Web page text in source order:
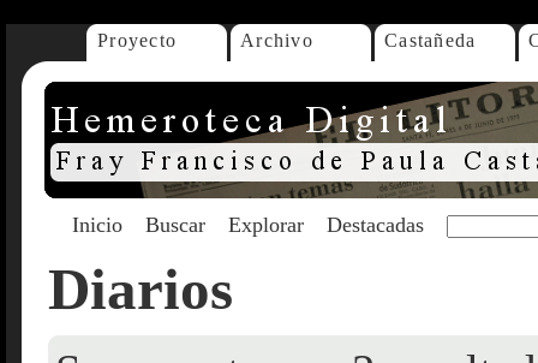
Proyecto Archivo Castañeda
Inicio Buscar Explorar Destacadas
Diarios